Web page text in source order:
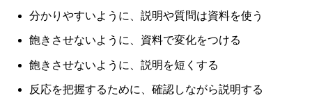
分かりやすいように、説明や質問は資料を使う
飽きさせないように、資料で変化をつける
飽きさせないように、説明を短くする
反応を把握するために、確認しながら説明する